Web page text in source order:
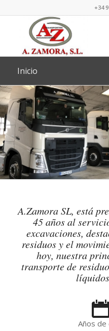
+34
Inicio
A.Zamora SL, está
45 años al
excavaciones,
residuos y el
hoy, nuestra
transporte de
Años de